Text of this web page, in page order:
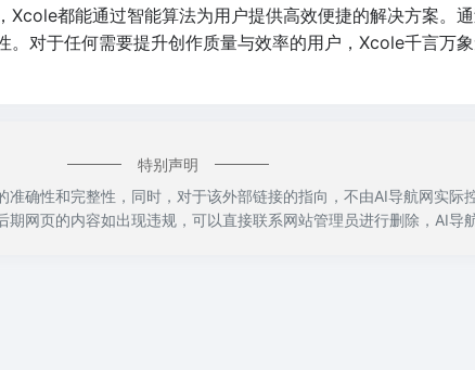
都能通过智能算法为用户提供高效便捷的解决方案。
对于任何需要提升创作质量与效率的用户，Xcole千言万象
特别声明
确性和完整性，同时，对于该外部链接的指向，不由AI导航网实
网页的内容如出现违规，可以直接联系网站管理员进行删除，AI导